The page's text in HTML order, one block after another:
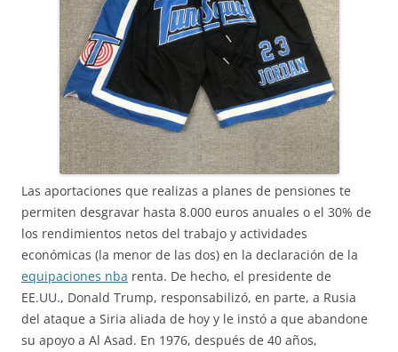
Las aportaciones que realizas a planes de pensiones te
permiten desgravar hasta 8.000 euros anuales o el 30% de
los rendimientos netos del trabajo y actividades
económicas (la menor de las dos) en la declaración de la
equipaciones nba renta. De hecho, el presidente de
EE.UU., Donald Trump, responsabilizó, en parte, a Rusia
del ataque a Siria aliada de hoy y le instó a que abandone
su apoyo a Al Asad. En 1976, después de 40 años,